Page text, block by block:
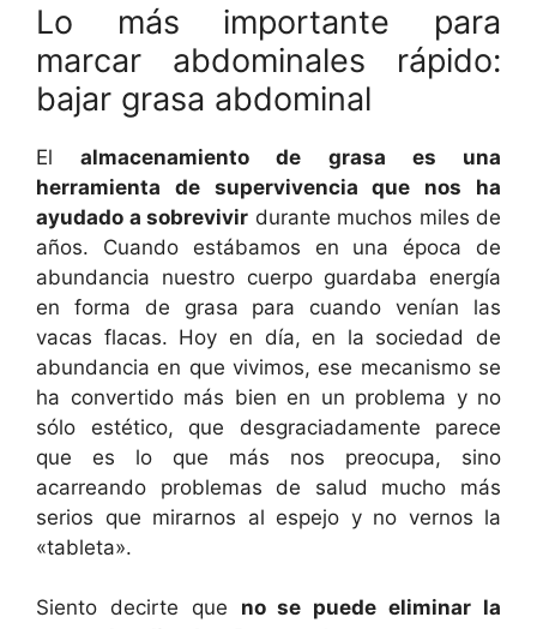
Lo más importante para
marcar abdominales rápido:
bajar grasa abdominal
Elalmacenamiento de grasa es una
herramienta de supervivencia que nos ha
ayudado a sobrevivir durante muchos miles de
años. Cuando estábamos en una época de
abundancia nuestro cuerpo guardaba energía
en forma de grasa para cuando venían las
vacas flacas. Hoy en día, en la sociedad de
abundancia en que vivimos, ese mecanismo se
ha convertido más bien en un problema y no
sólo estético, que desgraciadamente parece
que es lo que más nos preocupa, sino
acarreando problemas de salud mucho más
serios que mirarnos al espejo y no vernos la
«tableta».
Siento decirte que no se puede eliminar la